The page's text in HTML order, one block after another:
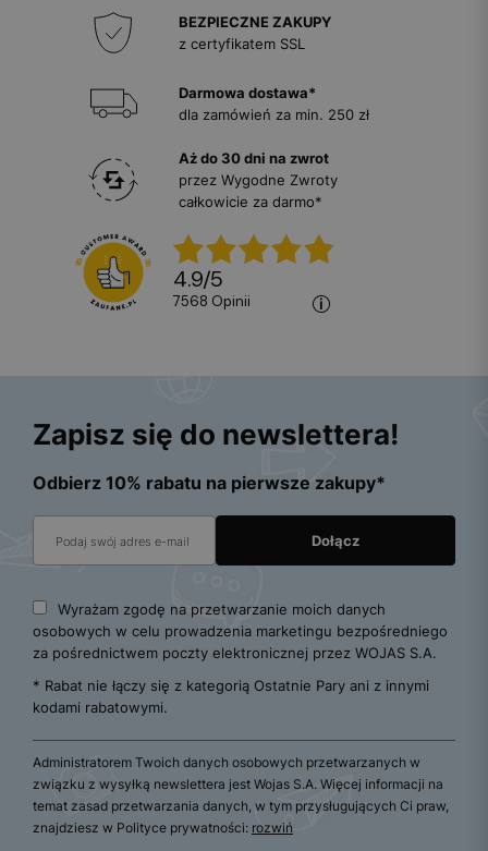
BEZPIECZNE ZAKUPY
z certyfikatem SSL
Darmowa dostawa*
dla zamówień za min. 250 zł
Aż do 30 dni na zwrot
przez Wygodne Zwroty
całkowicie za darmo*
4.9/5
7568 opinii
Zapisz się do newslettera!
Odbierz 10% rabatu na pierwsze zakupy*
Wyrażam zgodę na przetwarzanie moich danych
osobowych w celu prowadzenia marketingu bezpośredniego
za pośrednictwem poczty elektronicznej przez WOJAS S.A.
* Rabat nie łączy się z kategorią Ostatnie Pary ani z innymi
kodami rabatowymi.
Administratorem Twoich danych osobowych przetwarzanych w
związku z wysyłką newslettera jest Wojas S.A. Więcej informacji na
temat zasad przetwarzania danych, w tym przysługujących Ci praw,
znajdziesz w Polityce prywatności: rozwiń